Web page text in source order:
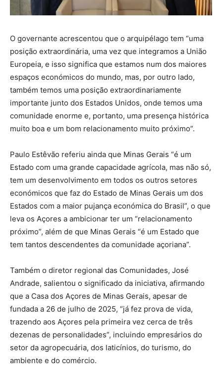
O governante acrescentou que o arquipélago tem “uma
posição extraordinária, uma vez que integramos a União
Europeia, e isso significa que estamos num dos maiores
espaços económicos do mundo, mas, por outro lado,
também temos uma posição extraordinariamente
importante junto dos Estados Unidos, onde temos uma
comunidade enorme e, portanto, uma presença histórica
muito boa e um bom relacionamento muito próximo”.
Paulo Estêvão referiu ainda que Minas Gerais “é um
Estado com uma grande capacidade agrícola, mas não só,
tem um desenvolvimento em todos os outros setores
económicos que faz do Estado de Minas Gerais um dos
Estados com a maior pujança económica do Brasil”, o que
leva os Açores a ambicionar ter um “relacionamento
próximo”, além de que Minas Gerais “é um Estado que
tem tantos descendentes da comunidade açoriana”.
Também o diretor regional das Comunidades, José
Andrade, salientou o significado da iniciativa, afirmando
que a Casa dos Açores de Minas Gerais, apesar de
fundada a 26 de julho de 2025, “já fez prova de vida,
trazendo aos Açores pela primeira vez cerca de três
dezenas de personalidades”, incluindo empresários do
setor da agropecuária, dos laticínios, do turismo, do
ambiente e do comércio.